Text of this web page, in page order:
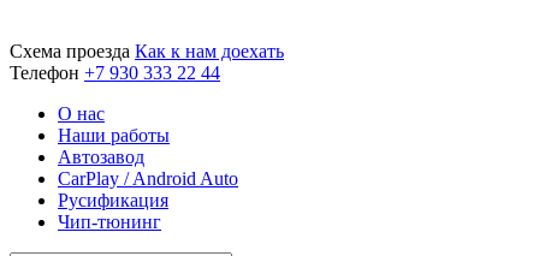
Схема проезда Как к нам доехать
Телефон +7 930 333 22 44
О нас
Наши работы
Автозавод
CarPlay / Android Auto
Русификация
Чип-тюнинг